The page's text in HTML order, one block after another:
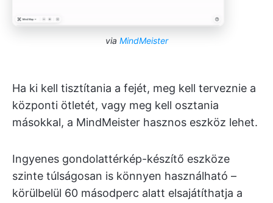
via MindMeister
Ha ki kell tisztítania a fejét, meg kell terveznie a
központi ötletét, vagy meg kell osztania
másokkal, a MindMeister hasznos eszköz lehet.
Ingyenes gondolattérkép-készítő eszköze
szinte túlságosan is könnyen használható –
körülbelül 60 másodperc alatt elsajátíthatja a